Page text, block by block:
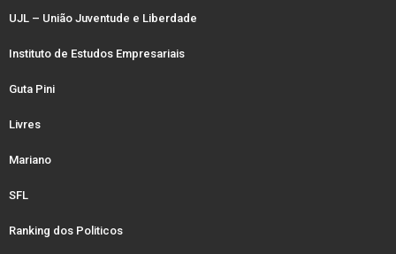
UJL – União Juventude e Liberdade
Instituto de Estudos Empresariais
Guta Pini
Livres
Mariano
SFL
Ranking dos Politicos